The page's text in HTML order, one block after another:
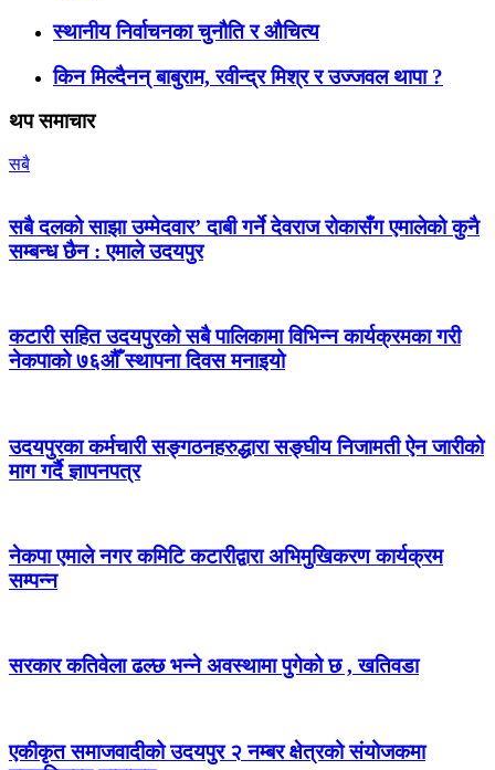
स्थानीय निर्वाचनका चुनौति र औचित्य
किन मिल्दैनन् बाबुराम, रवीन्द्र मिश्र र उज्जवल थापा ?
थप समाचार
सबै
सबै दलको साझा उम्मेदवार’ दाबी गर्ने देवराज रोकासँग एमालेको कुनै
सम्बन्ध छैन : एमाले उदयपुर
कटारी सहित उदयपुरको सबै पालिकामा विभिन्न कार्यक्रमका गरी
नेकपाको ७६औँ स्थापना दिवस मनाइयो
उदयपुरका कर्मचारी सङ्गठनहरुद्धारा सङ्घीय निजामती ऐन जारीको
माग गर्दै ज्ञापनपत्र
नेकपा एमाले नगर कमिटि कटारीद्वारा अभिमुखिकरण कार्यक्रम
सम्पन्न
सरकार कतिवेला ढल्छ भन्ने अवस्थामा पुगेको छ , खतिवडा
एकीकृत समाजवादीको उदयपुर २ नम्बर क्षेत्रको संयोजकमा